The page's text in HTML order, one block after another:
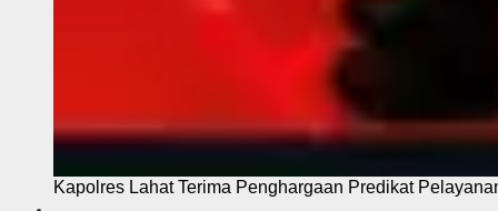
Kapolres Lahat Terima Penghargaan Predikat